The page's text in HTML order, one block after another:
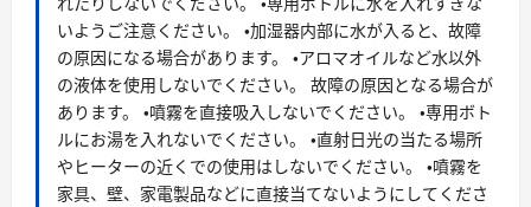
いようご注意ください。 ・加湿器内部に水が入ると、故障
の原因になる場合があります。 ・アロマオイルなど水以外
の液体を使用しないでください。 故障の原因となる場合が
あります。 ・噴霧を直接吸入しないでください。 ・専用ボト
ルにお湯を入れないでください。 ・直射日光の当たる場所
やヒーターの近くでの使用はしないでください。 ・噴霧を
家具、壁、家電製品などに直接当てないようにしてくださ